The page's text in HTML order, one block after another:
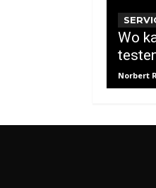
Wo
Norbert